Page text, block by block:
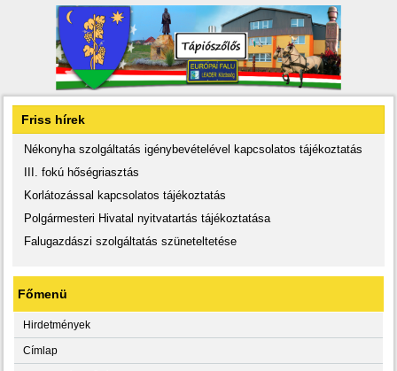
Friss hírek
Nékonyha szolgáltatás igénybevételével kapcsolatos tájékoztatás
III. fokú hőségriasztás
Korlátozással kapcsolatos tájékoztatás
Polgármesteri Hivatal nyitvatartás tájékoztatása
Falugazdászi szolgáltatás szüneteltetése
Főmenü
Hirdetmények
Címlap